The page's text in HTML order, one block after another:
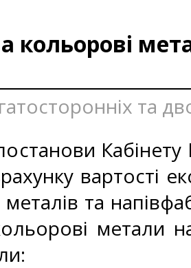
кольорові
та
Кабінету
вартості
та
метали